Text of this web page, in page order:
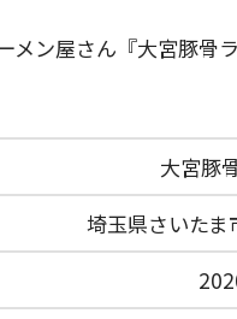
メン屋さん『大宮豚骨
大宮豚
埼玉県さいた